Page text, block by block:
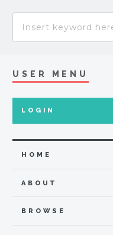
USER MENU
LOGIN
HOME
ABOUT
BROWSE